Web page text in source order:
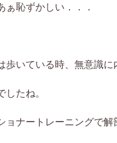
ぁ恥ずかしい．．．
歩いている時、無意識に
たね。
ョナートレーニングで